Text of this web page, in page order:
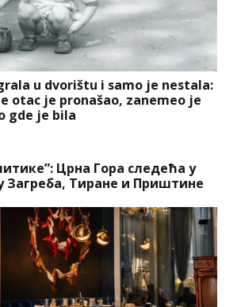
u dvorištu i samo je nestala:
otac je pronašao, zanemeo je
gde je bila
Црна Гора следећа у
Загреба, Тиране и Приштине